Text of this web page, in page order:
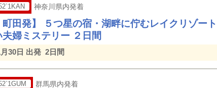
神奈川県内発着
町田発】 ５つ星の宿・湖畔に佇むレイクリゾー
婦ミステリー ２日間
30日 出発 2日間
群馬県内発着